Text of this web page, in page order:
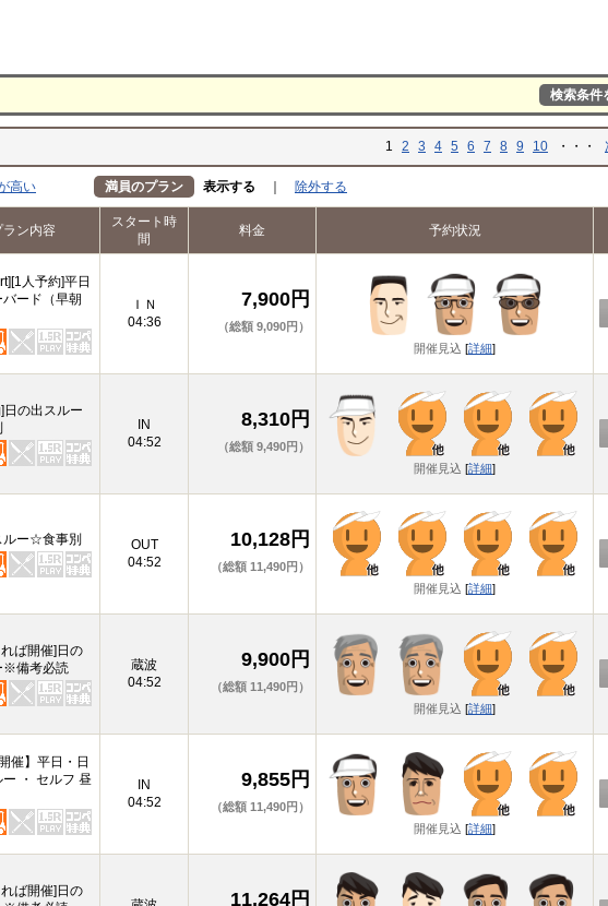
検索条件
1 2 3 4 5 6 7 8 9 10 ・・・
高い 満員のプラン 表示する 除外する
ラン内容
スタート時
間
料金 予約状況
人予約]平日
バード（早朝
ＩＮ
04:36
7,900円
（総額 9,090円）
開催見込 [詳細]
日の出スルー
IN
04:52
8,310円
（総額 9,490円）
開催見込 [詳細]
ルー☆食事別
OUT
04:52
10,128円
（総額 11,490円）
開催見込 [詳細]
ば開催]日の
※備考必読
蔵波
04:52
9,900円
（総額 11,490円）
開催見込 [詳細]
催】平日・日
・ セルフ 昼
IN
04:52
9,855円
（総額 11,490円）
開催見込 [詳細]
ば開催]日の
11,264円